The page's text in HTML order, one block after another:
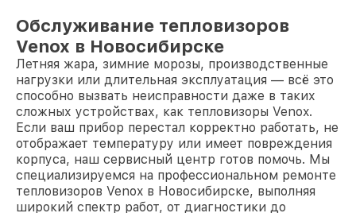
Обслуживание тепловизоров
Venox в Новосибирске
Летняя жара, зимние морозы, производственные
нагрузки или длительная эксплуатация — всё это
способно вызвать неисправности даже в таких
сложных устройствах, как тепловизоры Venox.
Если ваш прибор перестал корректно работать, не
отображает температуру или имеет повреждения
корпуса, наш сервисный центр готов помочь. Мы
специализируемся на профессиональном ремонте
тепловизоров Venox в Новосибирске, выполняя
широкий спектр работ, от диагностики до